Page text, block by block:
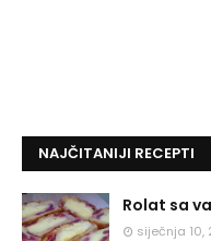
NAJČITANIJI RECEPTI
Rolat sa
siječnja 10,